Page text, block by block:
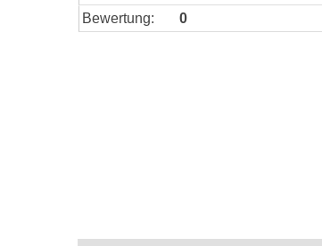
Bewertung:
0